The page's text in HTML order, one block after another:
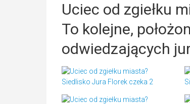
Uciec od zgiełku
To kolejne,
odwiedzających